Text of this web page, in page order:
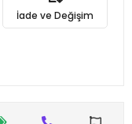
İade ve Değişim